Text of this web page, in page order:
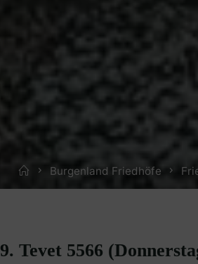
HomeBurgenland Friedhöfe
Tevet 5566